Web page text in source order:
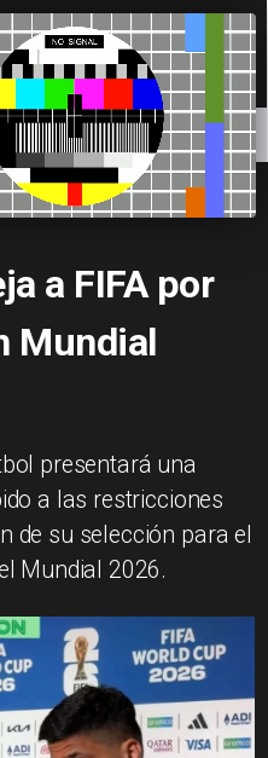
DEPORTES
a FIFA por
Mundial
presentará una
a las restricciones
de su selección para el
Mundial 2026.